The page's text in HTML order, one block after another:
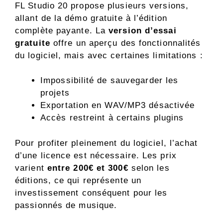
FL Studio 20 propose plusieurs versions,
allant de la démo gratuite à l’édition
complète payante. Laversion d’essai
gratuite offre un aperçu des fonctionnalités
du logiciel, mais avec certaines limitations :
Impossibilité de sauvegarder les
projets
Exportation en WAV/MP3 désactivée
Accès restreint à certains plugins
Pour profiter pleinement du logiciel, l’achat
d’une licence est nécessaire. Les prix
varient entre 200€ et 300€ selon les
éditions, ce qui représente un
investissement conséquent pour les
passionnés de musique.